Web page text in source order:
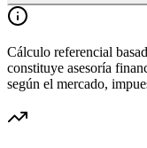
Cálculo referencial
constituye asesoría
según el mercado,